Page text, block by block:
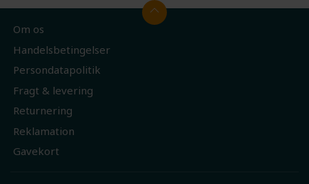
Om os
Handelsbetingelser
Persondatapolitik
Fragt & levering
Returnering
Reklamation
Gavekort